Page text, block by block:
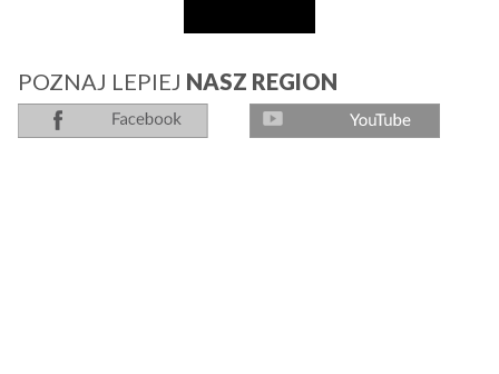
POZNAJ LEPIEJ NASZ REGION